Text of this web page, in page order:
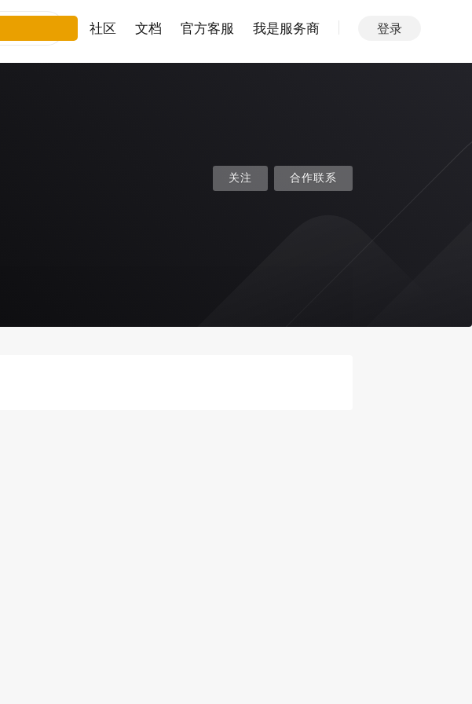
社区 文档 官方客服 我是服务商 登录
关注 合作联系